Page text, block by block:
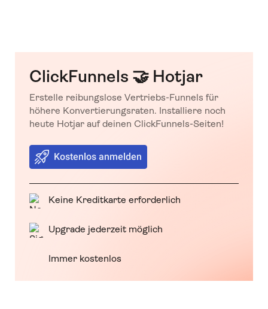
ClickFunnels 🤝 Hotjar
Erstelle reibungslose Vertriebs-Funnels für
höhere Konvertierungsraten. Installiere noch
heute Hotjar auf deinen ClickFunnels-Seiten!
Kostenlos anmelden
Keine Kreditkarte erforderlich
Upgrade jederzeit möglich
Immer kostenlos